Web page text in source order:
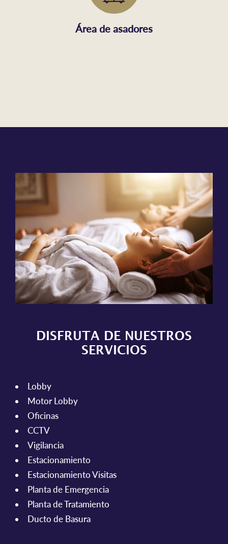
Área de asadores
DISFRUTA DE NUESTROS
SERVICIOS
Lobby
Motor Lobby
Oficinas
CCTV
Vigilancia
Estacionamiento
Estacionamiento Visitas
Planta de Emergencia
Planta de Tratamiento
Ducto de Basura